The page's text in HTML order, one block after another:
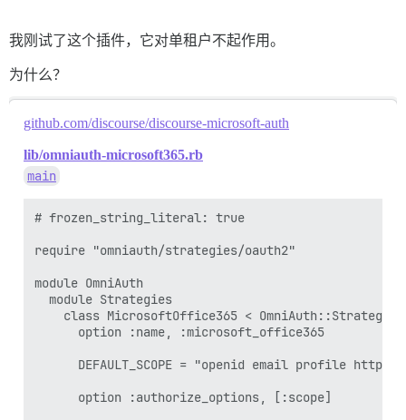
我刚试了这个插件，它对单租户不起作用。
为什么？
github.com/discourse/discourse-microsoft-auth
lib/omniauth-microsoft365.rb
main
# frozen_string_literal: true
require "omniauth/strategies/oauth2"
module OmniAuth
  module Strategies
class MicrosoftOffice365 <
      option :name, :microsoft_office365
DEFAULT_SCOPE = "openid email profile
      option :authorize_options, [:scope]